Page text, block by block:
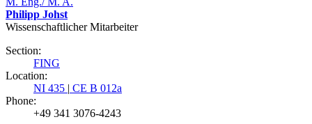
Philipp Johst
Wissenschaftlicher Mitarbeiter
Section:
FING
Location:
NI 435 | CE B 012a
Phone:
+49 341 3076-4243